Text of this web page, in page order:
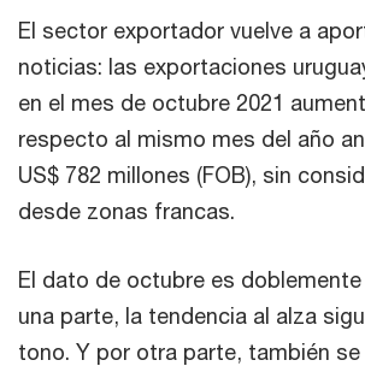
El sector exportador vuelve a
noticias: las exportaciones
en el mes de octubre 2021
respecto al mismo mes del año
US$ 782 millones (FOB), sin
desde zonas francas.
El dato de octubre es
una parte, la tendencia al alza
tono. Y por otra parte, también se